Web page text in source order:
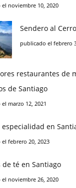
noviembre 10, 2020
Sendero al
publicado el febrero
restaurantes de
de Santiago
marzo 12, 2021
especialidad en
febrero 20, 2023
de té en Santiago
noviembre 26, 2020